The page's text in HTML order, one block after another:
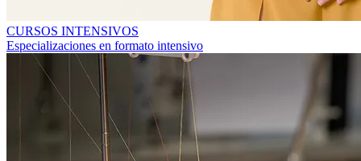
CURSOS INTENSIVOS
Especializaciones en formato intensivo